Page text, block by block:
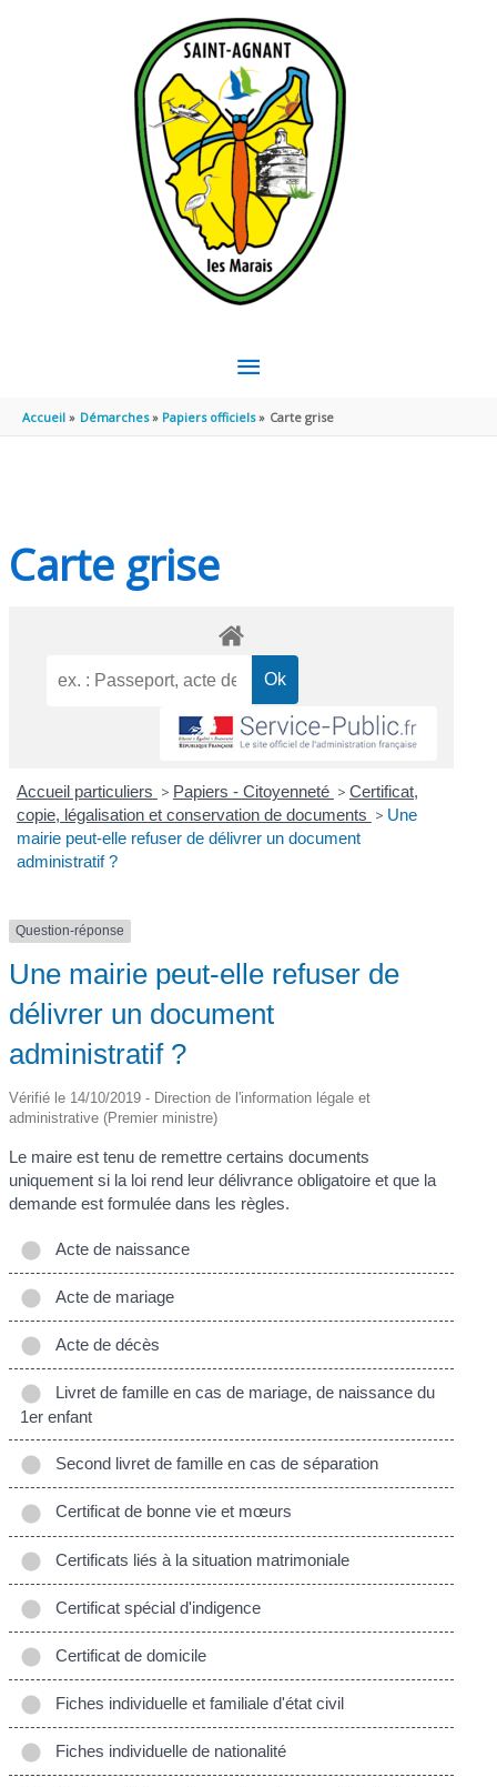
MENU
PRINCIPAL
Accueil Démarches Papiers officiels Carte grise
Carte grise
Accueil particuliers > Papiers - Citoyenneté > Certificat,
copie, légalisation et conservation de documents > Une
mairie peut-elle refuser de délivrer un document
administratif ?
Question-réponse
Une mairie peut-elle refuser de
délivrer un document
administratif ?
Vérifié le 14/10/2019 - Direction de l'information légale et
administrative (Premier ministre)
Le maire est tenu de remettre certains documents
uniquement si la loi rend leur délivrance obligatoire et que la
demande est formulée dans les règles.
Acte de naissance
Acte de mariage
Acte de décès
Livret de famille en cas de mariage, de naissance du
1er enfant
Second livret de famille en cas de séparation
Certificat de bonne vie et mœurs
Certificats liés à la situation matrimoniale
Certificat spécial d'indigence
Certificat de domicile
Fiches individuelle et familiale d'état civil
Fiches individuelle de nationalité